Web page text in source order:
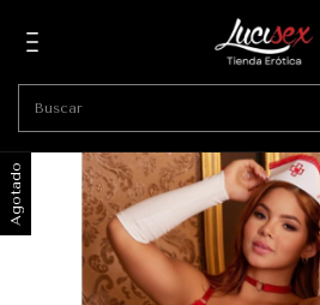
Agotado